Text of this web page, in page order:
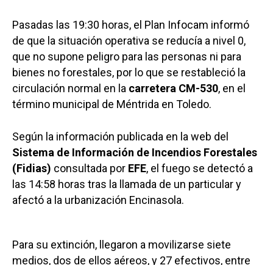
Pasadas las 19:30 horas, el Plan Infocam informó
de que la situación operativa se reducía a nivel 0,
que no supone peligro para las personas ni para
bienes no forestales, por lo que se restableció la
circulación normal en la carretera CM-530, en el
término municipal de Méntrida en Toledo.
Según la información publicada en la web del
Sistema de Información de Incendios Forestales
(Fidias) consultada por EFE, el fuego se detectó a
las 14:58 horas tras la llamada de un particular y
afectó a la urbanización Encinasola.
Para su extinción, llegaron a movilizarse siete
medios, dos de ellos aéreos, y 27 efectivos, entre